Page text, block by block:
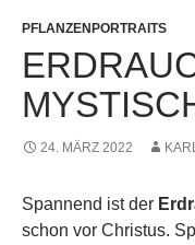
PFLANZENPORTRAITS
24. MÄRZ 2022
Spannend ist der
schon vor Christus.